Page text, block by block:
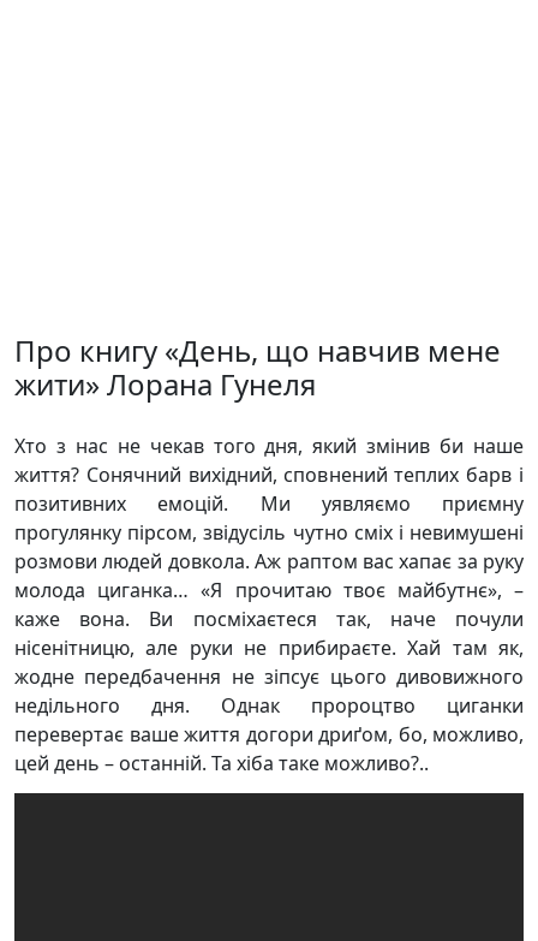
Про книгу «День, що навчив мене
жити» Лорана Гунеля
Хто з нас не чекав того дня, який змінив би наше
життя? Сонячний вихідний, сповнений теплих барв і
позитивних емоцій. Ми уявляємо приємну
прогулянку пірсом, звідусіль чутно сміх і невимушені
розмови людей довкола. Аж раптом вас хапає за руку
молода циганка… «Я прочитаю твоє майбутнє», –
каже вона. Ви посміхаєтеся так, наче почули
нісенітницю, але руки не прибираєте. Хай там як,
жодне передбачення не зіпсує цього дивовижного
недільного дня. Однак пророцтво циганки
перевертає ваше життя догори дриґом, бо, можливо,
цей день – останній. Та хіба таке можливо?..